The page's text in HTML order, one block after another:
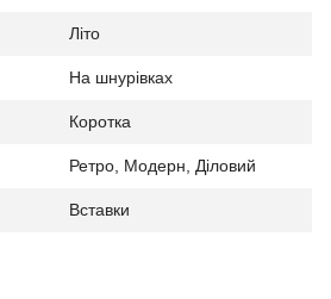
Літо
На шнурівках
Коротка
Ретро, Модерн, Діловий
Вставки